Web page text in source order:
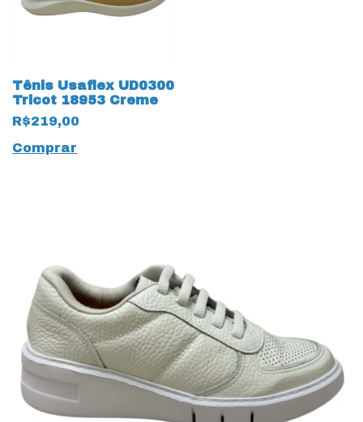
Tênis Usaflex UD0300
Tricot 18953 Creme
R$219,00
Comprar